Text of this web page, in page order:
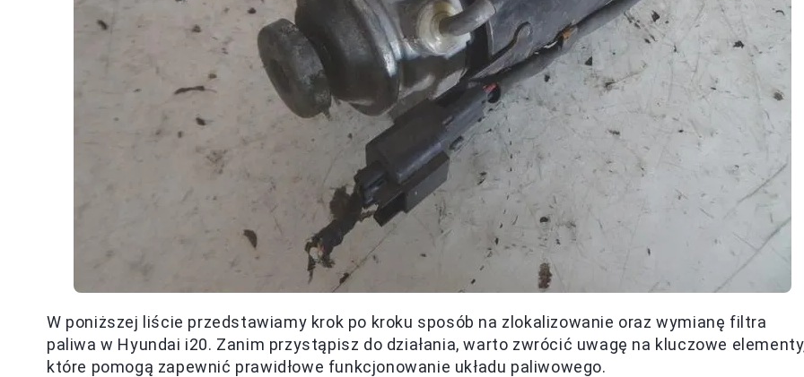
W poniższej liście przedstawiamy krok po kroku sposób na zlokalizowanie oraz wymianę filtra
paliwa w Hyundai i20. Zanim przystąpisz do działania, warto zwrócić uwagę na kluczowe
które pomogą zapewnić prawidłowe funkcjonowanie układu paliwowego.